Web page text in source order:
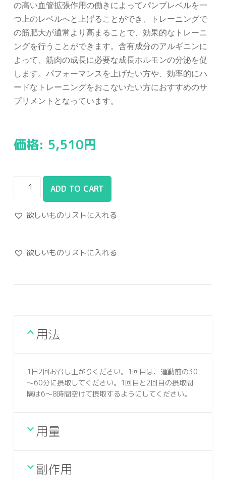
の高い血管拡張作用の働きによってパンプレベルを一
つ上のレベルへと上げることができ、トレーニングで
の筋肥大が通常より高まることで、効果的なトレーニ
ングを行うことができます。含有成分のアルギニンに
よって、筋肉の成長に必要な成長ホルモンの分泌を促
します。パフォーマンスを上げたい方や、効率的にハ
ードなトレーニングをおこないたい方におすすめのサ
プリメントとなっています。
価格: 5,510円
ADD TO CART
欲しいものリストに入れる
欲しいものリストに入れる
用法
1日2回お召し上がりください。1回目は、運動前の30
～60分に摂取してください。1回目と2回目の摂取間
隔は6～8時間空けて摂取するようにしてください。
用量
副作用